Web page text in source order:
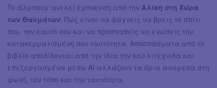
To άλμπουμ αντλεί έμπνευση από την Αλίκη στη Χώρα
των Θαυμάτων. Πώς είναι να ψάχνεις να βρεις το σπίτι
σου, τον εαυτό σου και να προσπαθείς να ενώσεις την
κατακερματισμένη σου ταυτότητα. Αποσπάσματα από το
βιβλίο αποδίδονται από την ίδια την καλλιτέχνιδα και
επεξεργασμένα μέσω AI αλλάζουν τα όρια ανάμεσα στη
φωνή, τον τόπο και την ταυτότητα.